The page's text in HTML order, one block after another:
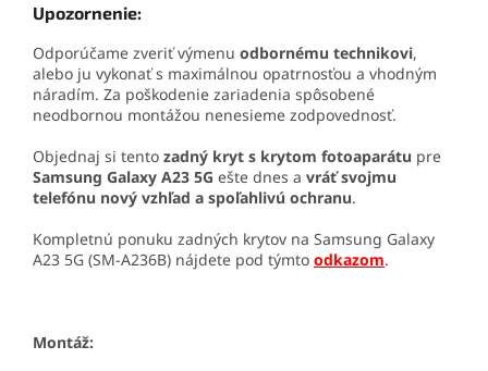
Upozornenie:
Odporúčame zveriť výmenu odbornému technikovi,
alebo ju vykonať s maximálnou opatrnosťou a vhodným
náradím. Za poškodenie zariadenia spôsobené
neodbornou montážou nenesieme zodpovednosť.
Objednaj si tento zadný kryt s krytom fotoaparátu pre
Samsung Galaxy A23 5G ešte dnes a vráť svojmu
telefónu nový vzhľad a spoľahlivú ochranu.
Kompletnú ponuku zadných krytov na Samsung Galaxy
A23 5G (SM-A236B) nájdete pod týmto odkazom.
Montáž: